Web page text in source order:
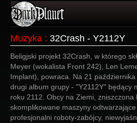
Wydarzenia
Galeria
Forum
Muzyka : 32Crash - Y2112Y
Beligjski projekt 32Crash, w którego
Meyer (wokalista Front 242), Len
Implant), powraca. Na 21 października
drugi album grupy - "Y2112Y" będący
roku 2112. Obcy na Ziemi, zniszczona
skomplikowane maszyny
profesjonalni roboty-zabójcy,